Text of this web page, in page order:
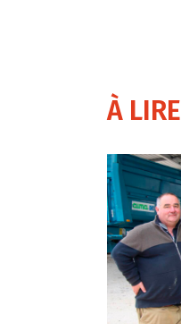
À LIRE